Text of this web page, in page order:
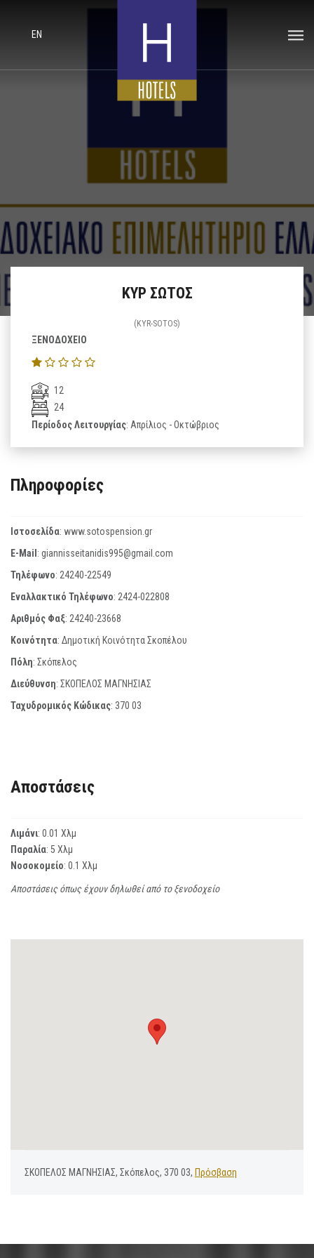
EN
ΚΥΡ ΣΩΤΟΣ
(KYR-SOTOS)
ΞΕΝΟΔΟΧΕΙΟ
12
24
Περίοδος Λειτουργίας: Απρίλιος - Οκτώβριος
Πληροφορίες
Ιστοσελίδα: www.sotospension.gr
E-Mail: giannisseitanidis995@gmail.com
Τηλέφωνο: 24240-22549
Εναλλακτικό Τηλέφωνο: 2424-022808
Αριθμός Φαξ: 24240-23668
Κοινότητα: Δημοτική Κοινότητα Σκοπέλου
Πόλη: Σκόπελος
Διεύθυνση: ΣΚΟΠΕΛΟΣ ΜΑΓΝΗΣΙΑΣ
Ταχυδρομικός Κώδικας: 370 03
Αποστάσεις
Λιμάνι: 0.01 Χλμ
Παραλία: 5 Χλμ
Νοσοκομείο: 0.1 Χλμ
Αποστάσεις όπως έχουν δηλωθεί από το ξενοδοχείο
ΣΚΟΠΕΛΟΣ ΜΑΓΝΗΣΙΑΣ, Σκόπελος, 370 03, Πρόσβαση